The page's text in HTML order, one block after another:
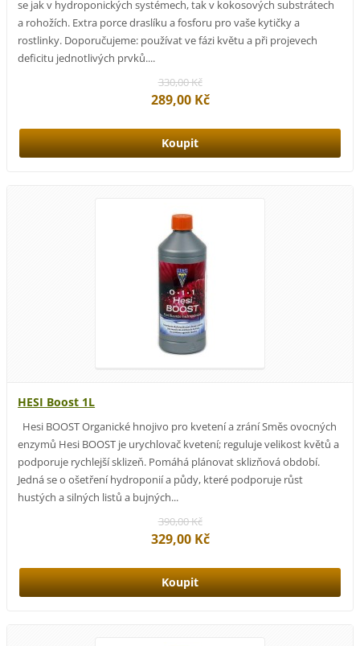
se jak v hydroponických systémech, tak v kokosových substrátech
a rohožích. Extra porce draslíku a fosforu pro vaše kytičky a
rostlinky. Doporučujeme: používat ve fázi květu a při projevech
deficitu jednotlivých prvků....
330,00 Kč
289,00 Kč
HESI Boost 1L
Hesi BOOST Organické hnojivo pro kvetení a zrání Směs ovocných
enzymů Hesi BOOST je urychlovač kvetení; reguluje velikost květů a
podporuje rychlejší sklizeň. Pomáhá plánovat sklizňová období.
Jedná se o ošetření hydroponií a půdy, které podporuje růst
hustých a silných listů a bujných...
390,00 Kč
329,00 Kč